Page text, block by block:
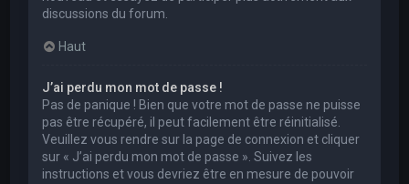
discussions du forum.
Haut
J’ai perdu mon mot de passe !
Pas de panique ! Bien que votre mot de passe ne puisse
pas être récupéré, il peut facilement être réinitialisé.
Veuillez vous rendre sur la page de connexion et cliquer
sur « J’ai perdu mon mot de passe ». Suivez les
instructions et vous devriez être en mesure de pouvoir